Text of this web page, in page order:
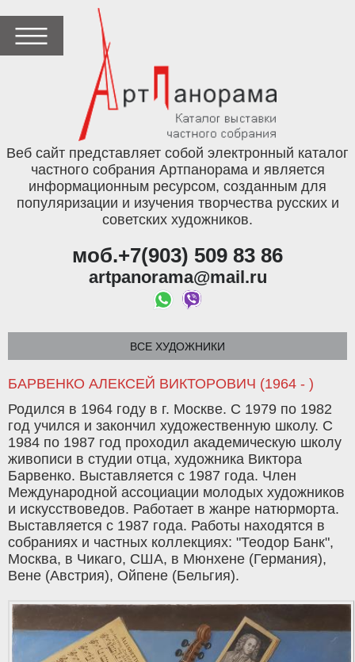
Веб сайт представляет собой электронный каталог
частного собрания Артпанорама и является
информационным ресурсом, созданным для
популяризации и изучения творчества русских и
советских художников.
моб.+7(903) 509 83 86
artpanorama@mail.ru
ВСЕ ХУДОЖНИКИ
БАРВЕНКО АЛЕКСЕЙ ВИКТОРОВИЧ (1964 - )
Родился в 1964 году в г. Москве. С 1979 по 1982
год учился и закончил художественную школу. С
1984 по 1987 год проходил академическую школу
живописи в студии отца, художника Виктора
Барвенко. Выставляется с 1987 года. Член
Международной ассоциации молодых художников
и искусствоведов. Работает в жанре натюрморта.
Выставляется с 1987 года. Работы находятся в
собраниях и частных коллекциях: "Теодор Банк",
Москва, в Чикаго, США, в Мюнхене (Германия),
Вене (Австрия), Ойпене (Бельгия).